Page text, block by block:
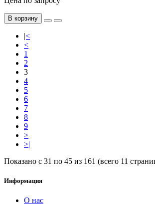
В корзину
|<
<
1
2
3
4
5
6
7
8
9
>
>|
Показано с 31 по 45 из 161 (всего 11
Информация
О нас